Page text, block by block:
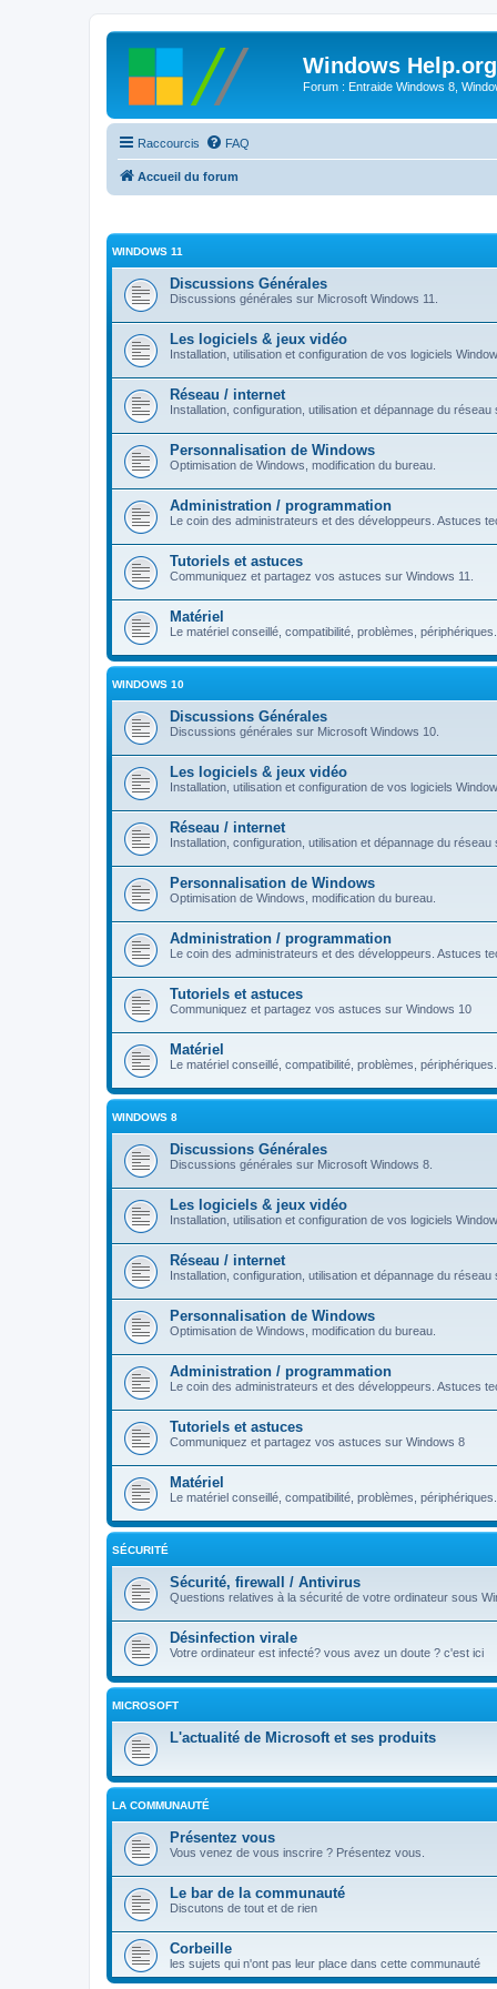
Windows Help.org
Forum : Entraide Windows 8,
Raccourcis FAQ
Accueil du forum
WINDOWS 11
Discussions Générales
Discussions générales sur Microsoft Windows 11.
Les logiciels & jeux vidéo
Installation, utilisation et configuration de vos logiciels
Réseau / internet
Installation, configuration, utilisation et dépannage du réseau
Personnalisation de Windows
Optimisation de Windows, modification du bureau.
Administration / programmation
Le coin des administrateurs et des développeurs. Astuces
Tutoriels et astuces
Communiquez et partagez vos astuces sur Windows 11.
Matériel
Le matériel conseillé, compatibilité, problèmes, périphériques.
WINDOWS 10
Discussions Générales
Discussions générales sur Microsoft Windows 10.
Les logiciels & jeux vidéo
Installation, utilisation et configuration de vos logiciels
Réseau / internet
Installation, configuration, utilisation et dépannage du réseau
Personnalisation de Windows
Optimisation de Windows, modification du bureau.
Administration / programmation
Le coin des administrateurs et des développeurs. Astuces
Tutoriels et astuces
Communiquez et partagez vos astuces sur Windows 10
Matériel
Le matériel conseillé, compatibilité, problèmes, périphériques.
WINDOWS 8
Discussions Générales
Discussions générales sur Microsoft Windows 8.
Les logiciels & jeux vidéo
Installation, utilisation et configuration de vos logiciels
Réseau / internet
Installation, configuration, utilisation et dépannage du réseau
Personnalisation de Windows
Optimisation de Windows, modification du bureau.
Administration / programmation
Le coin des administrateurs et des développeurs. Astuces
Tutoriels et astuces
Communiquez et partagez vos astuces sur Windows 8
Matériel
Le matériel conseillé, compatibilité, problèmes, périphériques.
SÉCURITÉ
Sécurité, firewall / Antivirus
Questions relatives à la sécurité de votre ordinateur sous
Désinfection virale
Votre ordinateur est infecté? vous avez un doute ? c'est ici
MICROSOFT
L'actualité de Microsoft et ses produits
LA COMMUNAUTÉ
Présentez vous
Vous venez de vous inscrire ? Présentez vous.
Le bar de la communauté
Discutons de tout et de rien
Corbeille
les sujets qui n'ont pas leur place dans cette communauté